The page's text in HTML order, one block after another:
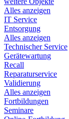
Alles anzeigen
IT Service
Entsorgung
Alles anzeigen
Technischer Service
Gerätewartung
Recall
Reparaturservice
Validierung
Alles anzeigen
Fortbildungen
Seminare